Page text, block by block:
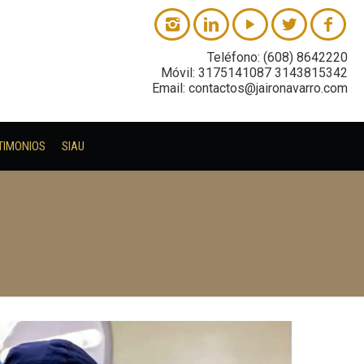
SIAU
Teléfono: (608) 8642220
Móvil: 3175141087 3143815342
Email: contactos@jaironavarro.com